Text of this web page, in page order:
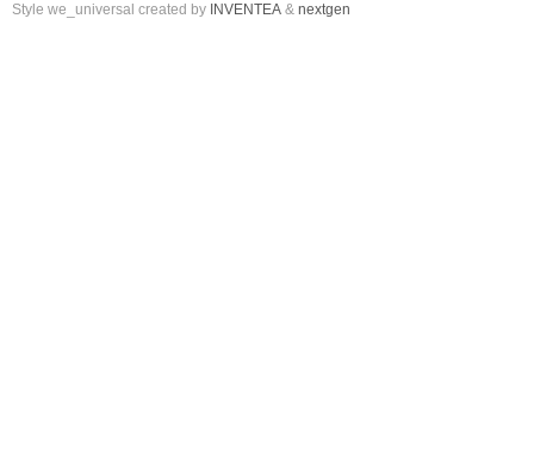
Style we_universal created by INVENTEA & nextgen